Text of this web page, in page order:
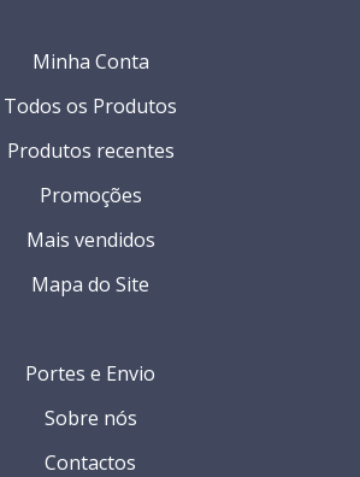
Portes e Envio
Sobre nós
Contactos
Minha Conta
Todos os Produtos
Produtos recentes
Promoções
Mais vendidos
Mapa do Site